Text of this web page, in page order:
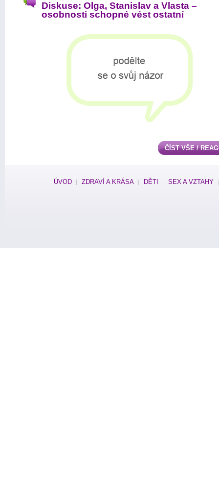
Diskuse: Olga, Stanislav a Vlasta –
osobnosti schopné vést ostatní
ČÍST VŠE /
ÚVOD ZDRAVÍ A KRÁSA DĚTI SEX A VZTAHY